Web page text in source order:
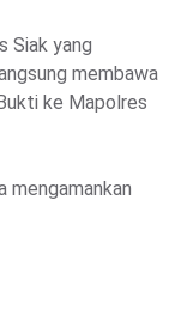
Siak yang
membawa
ke Mapolres
mengamankan